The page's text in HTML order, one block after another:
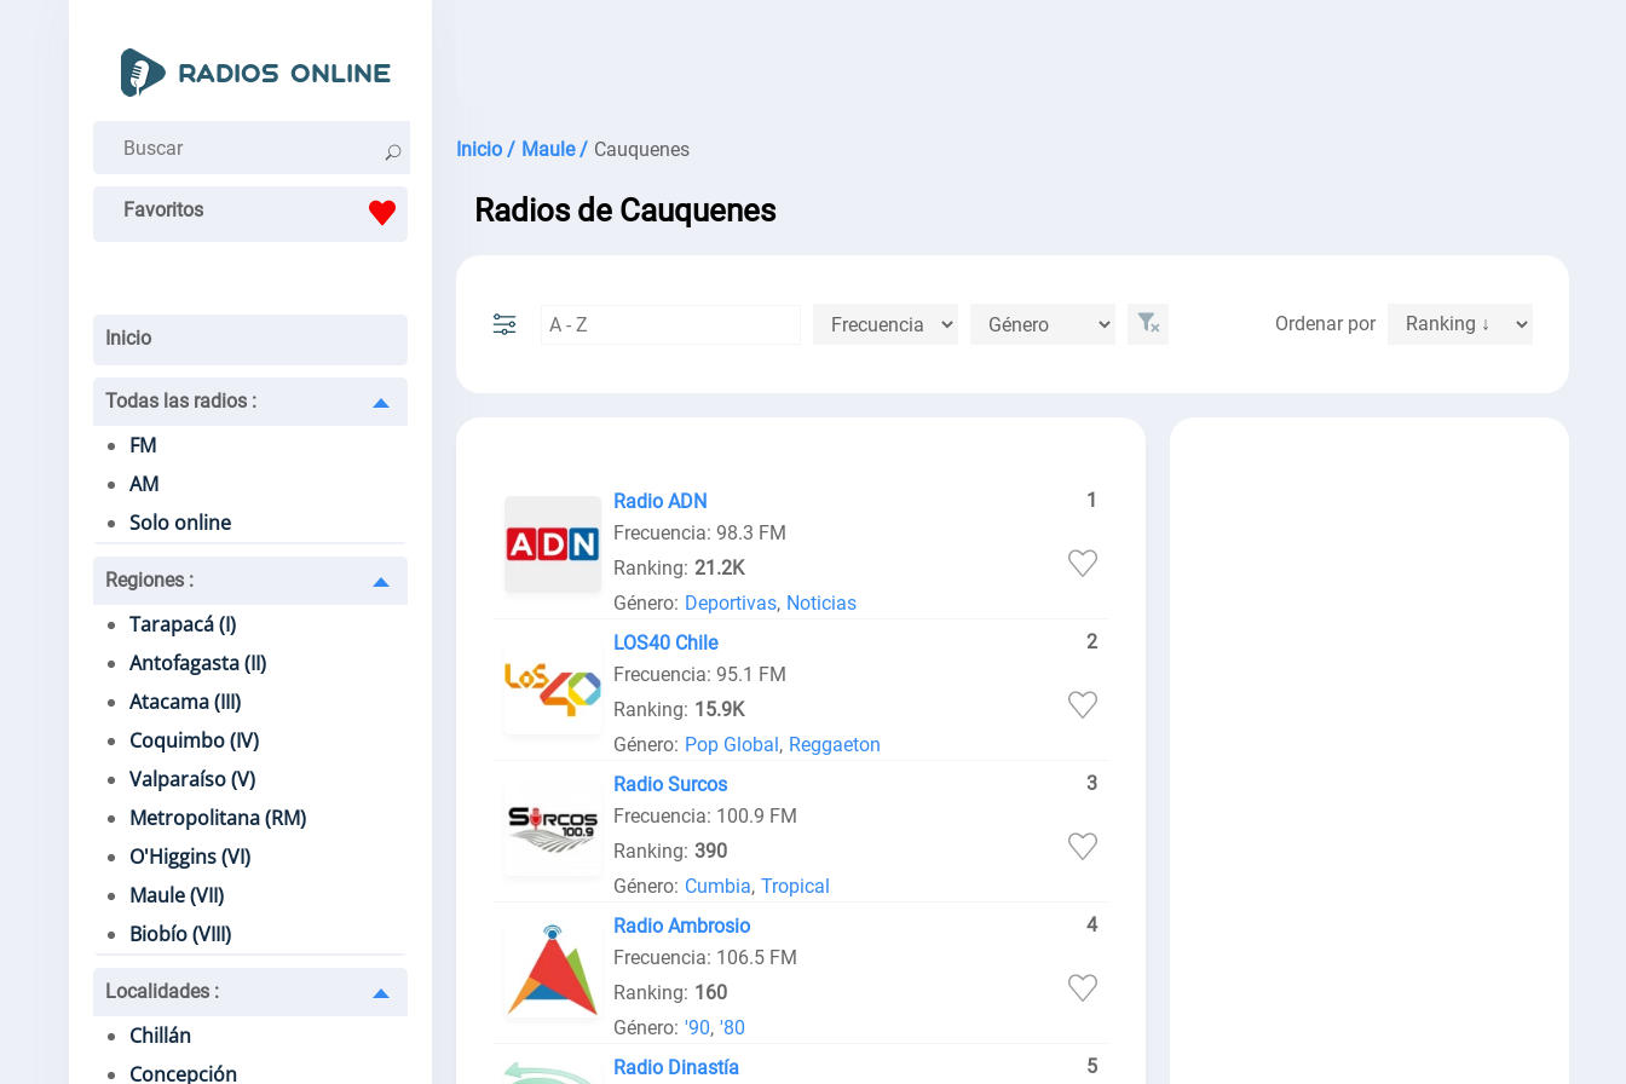
Favoritos
Inicio
Todas las radios :
FM
AM
Solo online
Regiones :
Tarapacá (I)
Antofagasta (II)
Atacama (III)
Coquimbo (IV)
Valparaíso (V)
Metropolitana (RM)
O'Higgins (VI)
Maule (VII)
Biobío (VIII)
Localidades :
Chillán
Concepción
Inicio / Maule / Cauquenes
Radios de Cauquenes
Ordenar por
Radio ADN
1
Frecuencia: 98.3 FM
Ranking: 21.2K
Género: Deportivas, Noticias
LOS40 Chile
2
Frecuencia: 95.1 FM
Ranking: 15.9K
Género: Pop Global, Reggaeton
Radio Surcos
3
Frecuencia: 100.9 FM
Ranking: 390
Género: Cumbia, Tropical
Radio Ambrosio
4
Frecuencia: 106.5 FM
Ranking: 160
Género: '90, '80
Radio Dinastía
5